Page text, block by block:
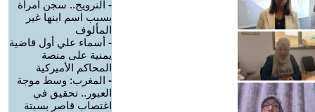
- النرويج.. سجن امرأة
بسبب اسم ابنها غير
المألوف
- أسماء علي أول قاضية
يمنية على منصة
المحاكم الأميركية
- المغرب: وسط موجة
العبور.. تحقيق في
اغتصاب قاصر بسبتة